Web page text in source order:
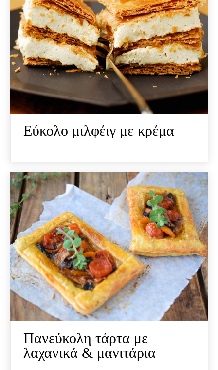
Εύκολο μιλφέιγ με κρέμα
Πανεύκολη τάρτα με
λαχανικά & μανιτάρια